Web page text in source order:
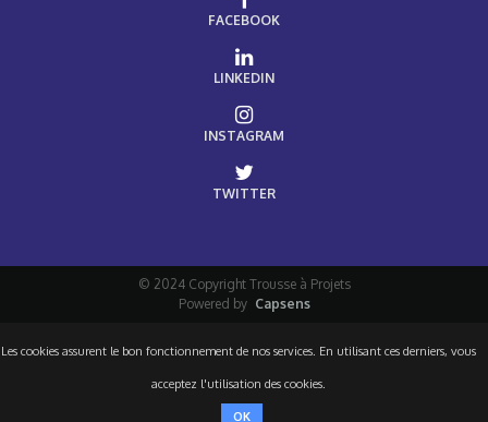
FACEBOOK
LINKEDIN
INSTAGRAM
TWITTER
© 2024 Copyright Trousse à Projets
Powered by Capsens
Les cookies assurent le bon fonctionnement de nos services. En utilisant ces derniers, vous
acceptez l'utilisation des cookies.
OK